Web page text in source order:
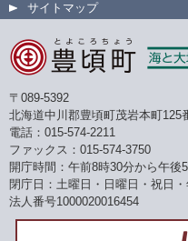
サイトマップ
〒089-5392
北海道中川郡豊頃町茂岩本町
電話：015-574-2211
ファックス：015-574-3750
開庁時間：午前8時30分から午後
閉庁日：土曜日・日曜日・祝日
法人番号1000020016454